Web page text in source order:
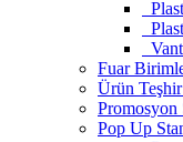
Fuar
Ürün
Promosyon
Pop Up